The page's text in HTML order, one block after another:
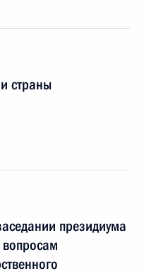
страны
президиума
вопросам